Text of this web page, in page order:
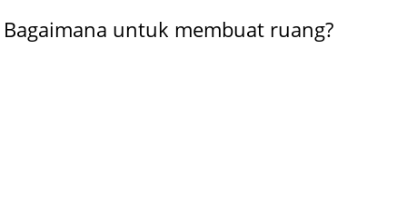
Bagaimana untuk membuat ruang?